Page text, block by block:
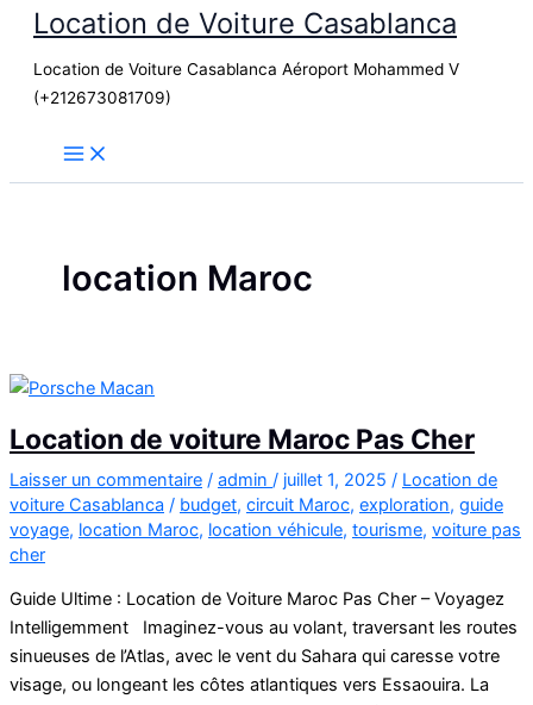
contenu
Location de Voiture Casablanca
Location de Voiture Casablanca Aéroport Mohammed V
(+212673081709)
location Maroc
Location de voiture Maroc Pas Cher
Laisser un commentaire / admin / juillet 1, 2025 / Location de
voiture Casablanca / budget, circuit Maroc, exploration, guide
voyage, location Maroc, location véhicule, tourisme, voiture pas
cher
Guide Ultime : Location de Voiture Maroc Pas Cher – Voyagez
Intelligemment Imaginez-vous au volant, traversant les routes
sinueuses de l’Atlas, avec le vent du Sahara qui caresse votre
visage, ou longeant les côtes atlantiques vers Essaouira. La